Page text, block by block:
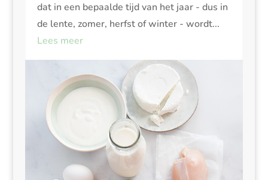
dat in een bepaalde tijd van het jaar - dus in
de lente, zomer, herfst of winter - wordt...
Lees meer